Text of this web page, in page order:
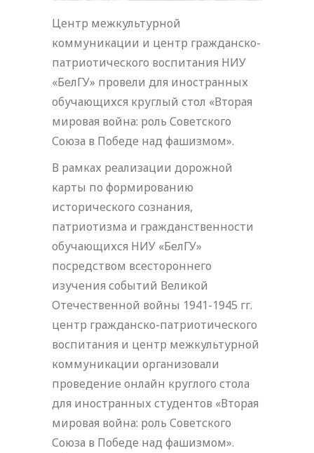
Центр межкультурной
коммуникации и центр гражданско-
патриотического воспитания НИУ
«БелГУ» провели для иностранных
обучающихся круглый стол «Вторая
мировая война: роль Советского
Союза в Победе над фашизмом».
В рамках реализации дорожной
карты по формированию
исторического сознания,
патриотизма и гражданственности
обучающихся НИУ «БелГУ»
посредством всестороннего
изучения событий Великой
Отечественной войны 1941-1945 гг.
центр гражданско-патриотического
воспитания и центр межкультурной
коммуникации организовали
проведение онлайн круглого стола
для иностранных студентов «Вторая
мировая война: роль Советского
Союза в Победе над фашизмом».